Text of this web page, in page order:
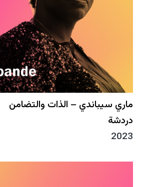
ماري سيباندي – الذات والتضامن
دردشة
2023